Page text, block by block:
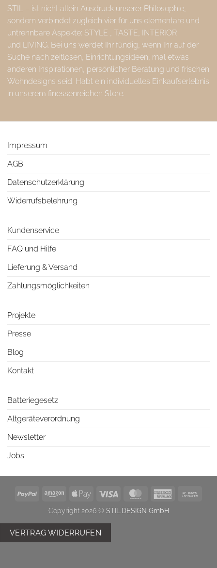
STIL – ist nicht allein Ausdruck unserer Philosophie,
sondern verbindet zugleich vier für uns elementare und
untrennbare Aspekte: STYLE , TASTE, INTERIOR
und LIVING. Bei uns werdet Ihr fündig, wenn Ihr auf der
Suche nach zeitlosen, Einrichtungsideen, mal etwas
anderen Inspirationen, persönlicher Beratung und frischen
Wohndesigns seid. Habt ein individuelles Einkaufserlebnis
in unserem finessenreichen Store.
Impressum
AGB
Datenschutzerklärung
Widerrufsbelehrung
Kundenservice
FAQ und Hilfe
Lieferung & Versand
Zahlungsmöglichkeiten
Projekte
Presse
Blog
Kontakt
Batteriegesetz
Altgeräteverordnung
Newsletter
Jobs
PayPal Amazon Apple
Visa MasterCardAmerican
Copyright 2026 © STIL.DESIGN GmbH
VERTRAG WIDERRUFEN